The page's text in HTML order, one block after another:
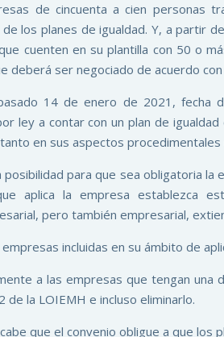
de cincuenta a cien personas
de los planes de igualdad. Y, a partir
cuenten en su plantilla con 50 o
deberá ser negociado de acuerdo
14 de enero de 2021, fecha
ley a contar con un plan de
en sus aspectos procedimentales
posibilidad para que sea obligatoria la
aplica la empresa establezca
pero también empresarial,
empresas incluidas en su ámbito de
a las empresas que tengan
de la LOIEMH e incluso eliminarlo.
que el convenio obligue a que los